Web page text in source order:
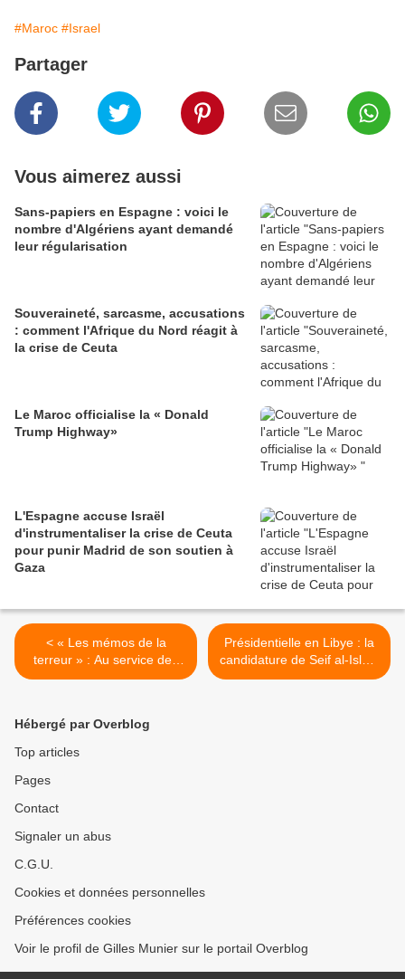
#Maroc #Israel
Partager
Vous aimerez aussi
Sans-papiers en Espagne : voici le
nombre d'Algériens ayant demandé
leur régularisation
Souveraineté, sarcasme, accusations
: comment l'Afrique du Nord réagit à
la crise de Ceuta
Le Maroc officialise la « Donald
Trump Highway»
L'Espagne accuse Israël
d'instrumentaliser la crise de Ceuta
pour punir Madrid de son soutien à
Gaza
< « Les mémos de la
terreur » : Au service des
ventes d’armes
Présidentielle en Libye : la
candidature de Seif al-Islam
Kadhafi rejetée >
Hébergé par Overblog
Top articles
Pages
Contact
Signaler un abus
C.G.U.
Cookies et données personnelles
Préférences cookies
Voir le profil de Gilles Munier sur le portail Overblog